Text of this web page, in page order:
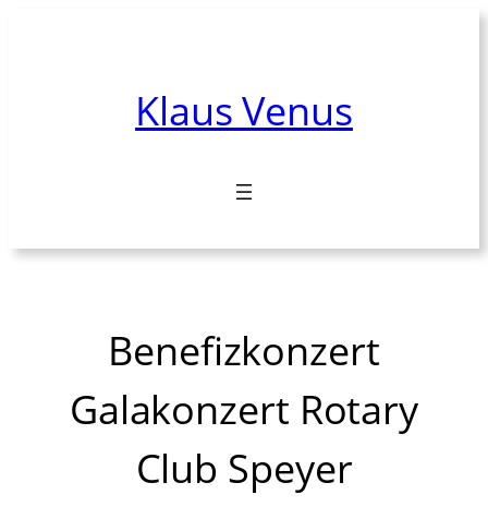
Klaus Venus
Benefizkonzert
Galakonzert Rotary
Club Speyer